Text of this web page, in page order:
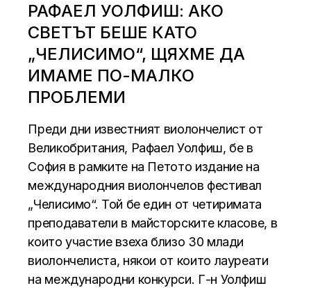
РАФАЕЛ УОЛФИШ: АКО
СВЕТЪТ БЕШЕ КАТО
„ЧЕЛИСИМО“, ЩЯХМЕ ДА
ИМАМЕ ПО-МАЛКО
ПРОБЛЕМИ
Преди дни известният виолончелист от
Великобритания, Рафаел Уолфиш, бе в
София в рамките на Петото издание на
международния виолончелов фестивал
„Челисимо“. Той бе един от четиримата
преподаватели в майсторските класове, в
които участие взеха близо 30 млади
виолончелиста, някои от които лауреати
на международни конкурси. Г-н Уолфиш